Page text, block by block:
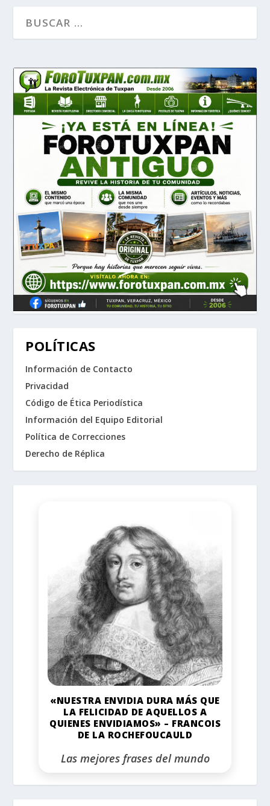
POLÍTICAS
Información de Contacto
Privacidad
Código de Ética Periodística
Información del Equipo Editorial
Política de Correcciones
Derecho de Réplica
«NUESTRA ENVIDIA DURA MÁS QUE
LA FELICIDAD DE AQUELLOS A
QUIENES ENVIDIAMOS» – FRANCOIS
DE LA ROCHEFOUCAULD
Las mejores frases del mundo